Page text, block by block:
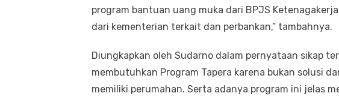
program bantuan uang muka dari BPJS
dari kementerian terkait dan perbankan,” tambahnya.
Diungkapkan oleh Sudarno dalam pernyataan sikap
membutuhkan Program Tapera karena bukan solusi
memiliki perumahan. Serta adanya program ini jelas